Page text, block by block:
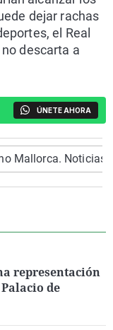
dejar rachas
el Real
descarta a
ÚNETE AHORA
Mallorca. Noticias
representación
de